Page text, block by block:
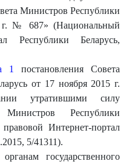
Министров Республики
г. № 687» (Национальный
Республики Беларусь,
1
постановления Совета
от 17 ноября 2015 г.
утратившими силу
Республики
Интернет-портал
5/41311).
государственного